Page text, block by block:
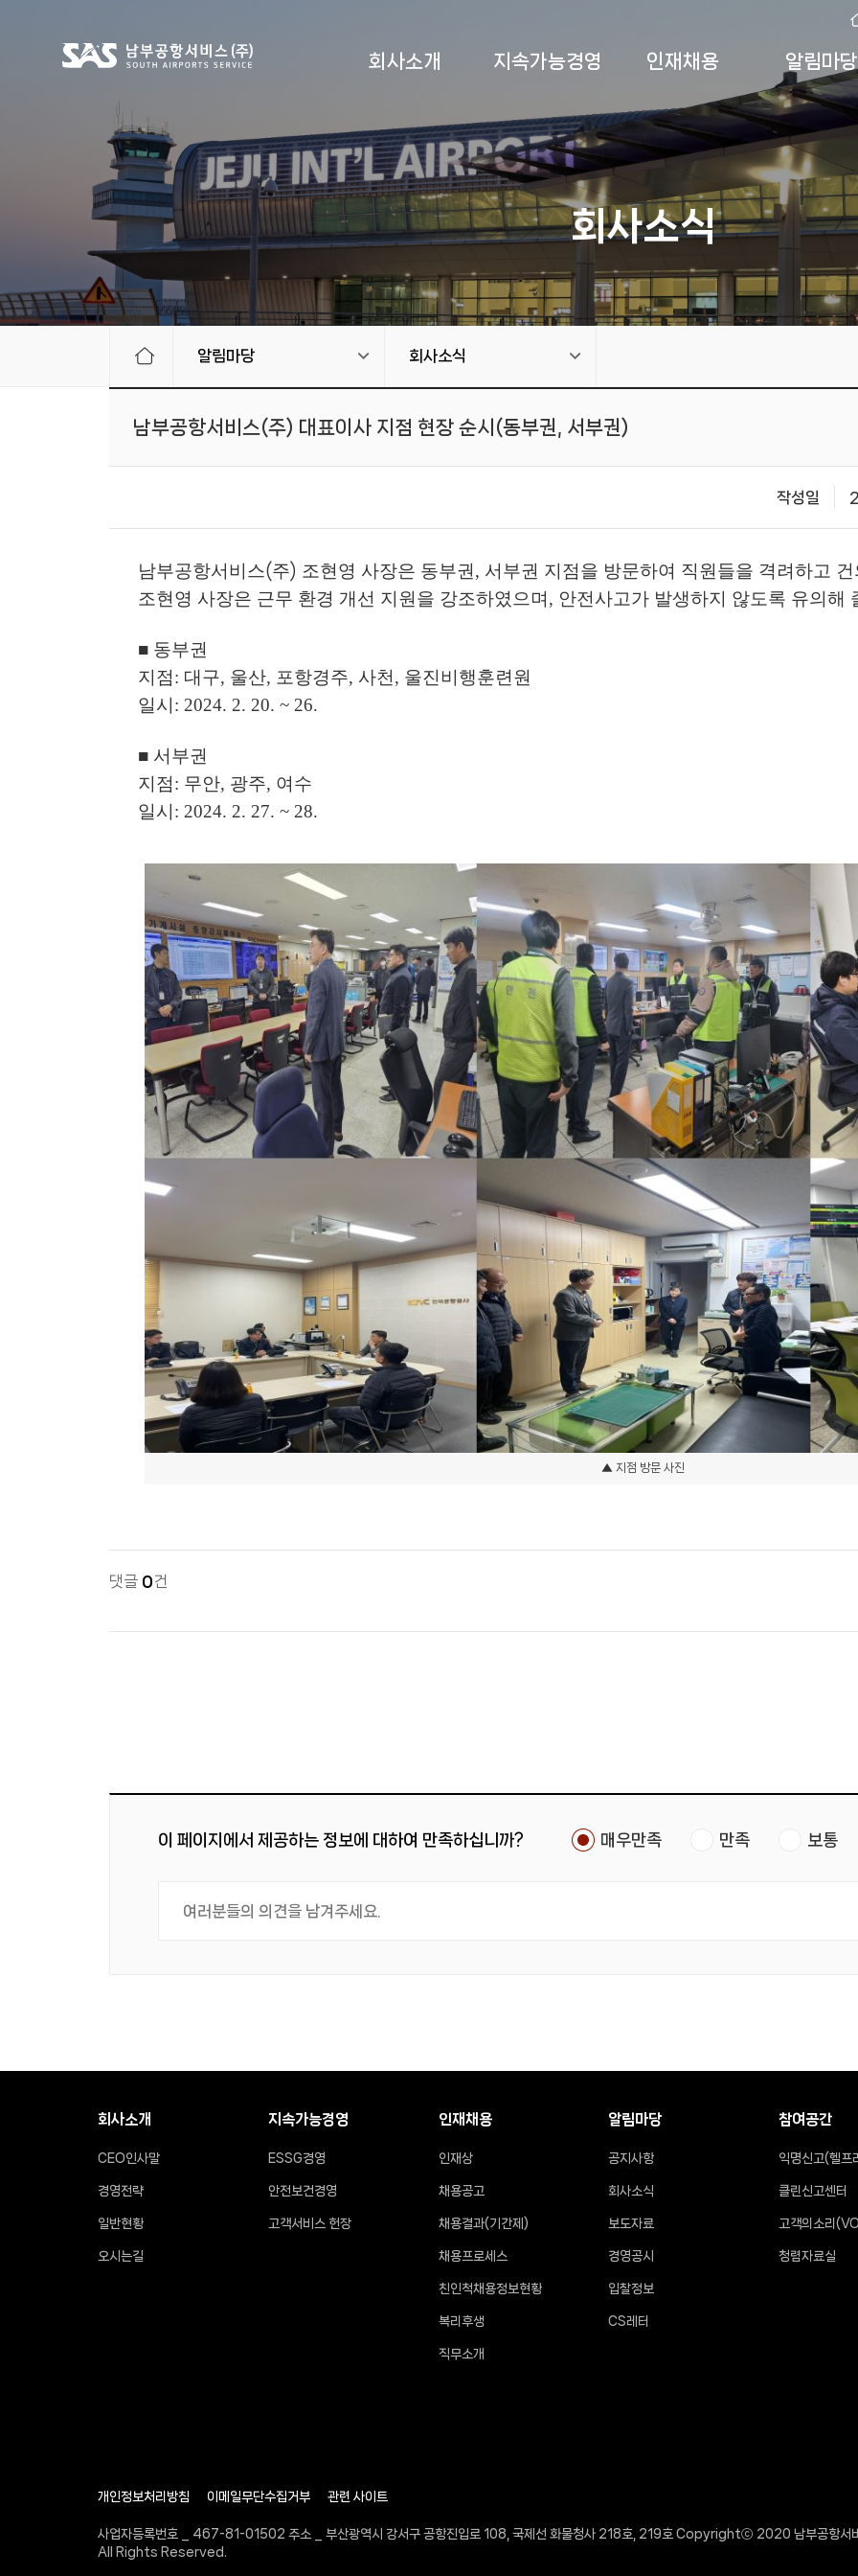
회사소개 지속가능경영 인재채용 알림마당
회사소식
알림마당 회사소식
남부공항서비스(주) 대표이사 지점 현장 순시(동부권, 서부권)
작성일
남부공항서비스(주) 조현영 사장은 동부권, 서부권 지점을 방문하여 직원들을 격려하고
조현영 사장은 근무 환경 개선 지원을 강조하였으며, 안전사고가 발생하지 않도록 유의해
■ 동부권
지점: 대구, 울산, 포항경주, 사천, 울진비행훈련원
일시: 2024. 2. 20. ~ 26.
■ 서부권
지점: 무안, 광주, 여수
일시: 2024. 2. 27. ~ 28.
▲ 지점 방문 사진
댓글 0건
이 페이지에서 제공하는 정보에 대하여 만족하십니까? 매우만족 만족 보통
회사소개
CEO인사말
경영전략
일반현황
오시는길
지속가능경영
ESSG경영
안전보건경영
고객서비스 헌장
인재채용
인재상
채용공고
채용결과(기간제)
채용프로세스
친인척채용정보현황
복리후생
직무소개
알림마당
공지사항
회사소식
보도자료
경영공시
입찰정보
CS레터
참여공간
익명신고(헬프
클린신고센터
고객의소리
청렴자료실
개인정보처리방침 이메일무단수집거부 관련 사이트
사업자등록번호 _ 467-81-01502 주소 _ 부산광역시 강서구 공항진입로 108, 국제선 화물청사 218호, 219호 Copyrightⓒ 2020 남부공항서
All Rights Reserved.